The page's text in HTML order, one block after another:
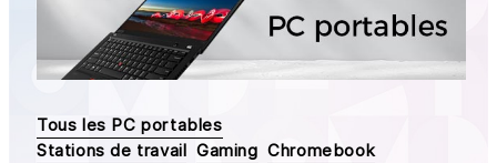
Tous les PC portables
Stations de travail Gaming Chromebook